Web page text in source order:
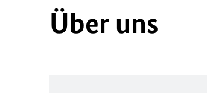
Über uns